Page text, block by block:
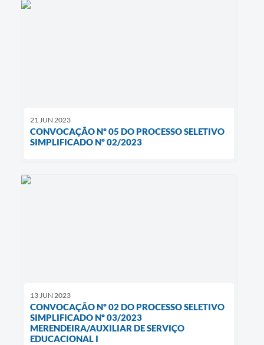
21 JUN 2023
CONVOCAÇÃO Nº 05 DO PROCESSO SELETIVO
SIMPLIFICADO Nº 02/2023
13 JUN 2023
CONVOCAÇÃO Nº 02 DO PROCESSO SELETIVO
SIMPLIFICADO Nº 03/2023
MERENDEIRA/AUXILIAR DE SERVIÇO
EDUCACIONAL I